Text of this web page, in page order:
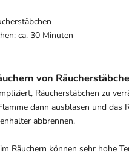
ca. 30 Minuten
von
Räucherstäbchen zu
dann ausblasen und
abbrennen.
Räuchern können sehr hohe